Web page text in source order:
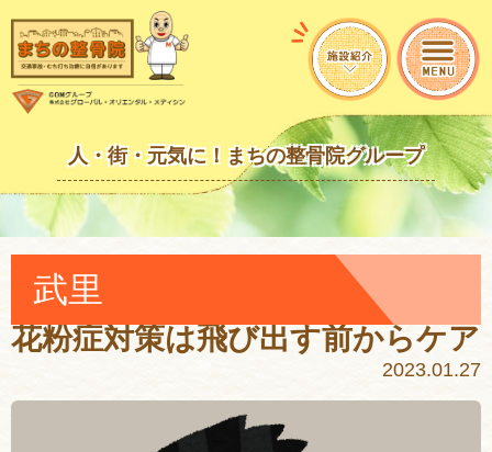
人・街・元気に！まちの整骨院グループ
武里
花粉症対策は飛び出す前からケア
2023.01.27